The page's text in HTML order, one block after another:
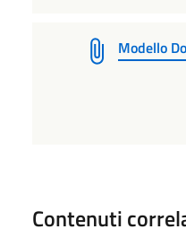
Modello
Contenuti